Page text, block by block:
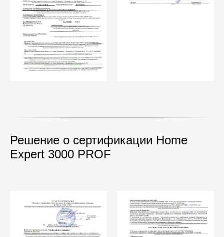
Решение о сертификации Home
Expert 3000 PROF